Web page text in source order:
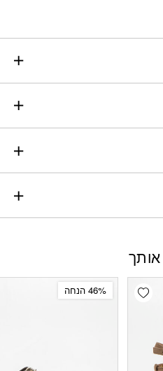
אותך
Add wishlist
46% הנחה